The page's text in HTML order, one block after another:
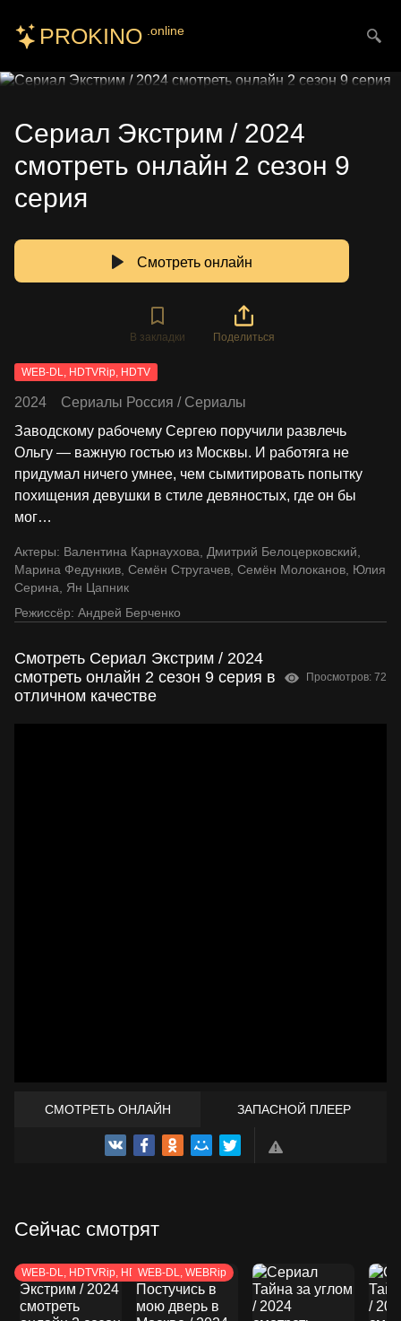
PROKINO .online
Сериал Экстрим / 2024
смотреть онлайн 2 сезон 9
серия
Смотреть онлайн
В закладки Поделиться
WEB-DL, HDTVRip, HDTV
2024 Сериалы Россия / Сериалы
Заводскому рабочему Сергею поручили развлечь
Ольгу — важную гостью из Москвы. И работяга не
придумал ничего умнее, чем сымитировать попытку
похищения девушки в стиле девяностых, где он бы
мог…
Актеры: Валентина Карнаухова, Дмитрий Белоцерковский,
Марина Федункив, Семён Стругачев, Семён Молоканов, Юлия
Серина, Ян Цапник
Режиссёр: Андрей Берченко
Смотреть Сериал Экстрим / 2024
смотреть онлайн 2 сезон 9 серия в
отличном качестве
Просмотров: 72
СМОТРЕТЬ ОНЛАЙН ЗАПАСНОЙ ПЛЕЕР
ТРЕЙЛЕР
Сейчас смотрят
WEB-DL, HDTVRip, HDTVWEB-DL, WEBRip